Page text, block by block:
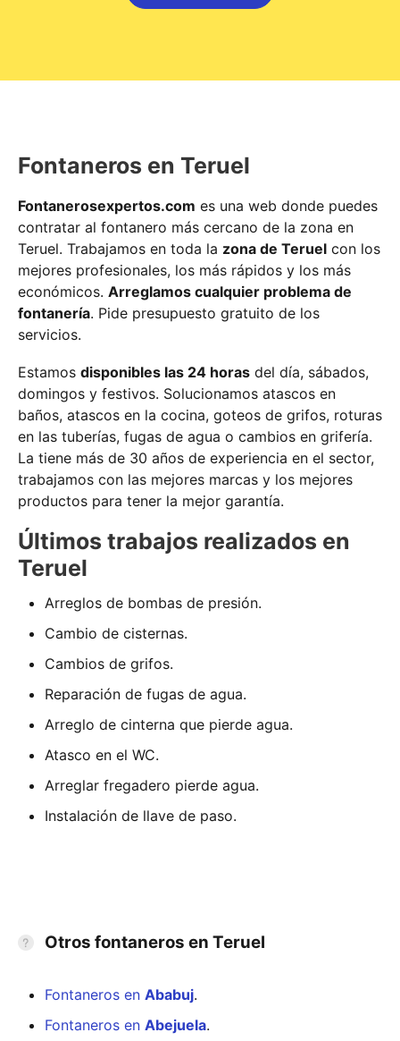
Fontaneros en Teruel
Fontanerosexpertos.com es una web donde puedes
contratar al fontanero más cercano de la zona en
Teruel. Trabajamos en toda la zona de Teruel con los
mejores profesionales, los más rápidos y los más
económicos. Arreglamos cualquier problema de
fontanería. Pide presupuesto gratuito de los
servicios.
Estamos disponibles las 24 horas del día, sábados,
domingos y festivos. Solucionamos atascos en
baños, atascos en la cocina, goteos de grifos, roturas
en las tuberías, fugas de agua o cambios en grifería.
La tiene más de 30 años de experiencia en el sector,
trabajamos con las mejores marcas y los mejores
productos para tener la mejor garantía.
Últimos trabajos realizados en
Teruel
Arreglos de bombas de presión.
Cambio de cisternas.
Cambios de grifos.
Reparación de fugas de agua.
Arreglo de cinterna que pierde agua.
Atasco en el WC.
Arreglar fregadero pierde agua.
Instalación de llave de paso.
Otros fontaneros en Teruel
Fontaneros en Ababuj.
Fontaneros en Abejuela.